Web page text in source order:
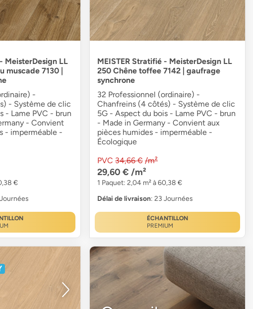
MeisterDesign LL
muscade 7130 |
-
- Système de clic
- Lame PVC - brun
- Convient
- imperméable -
€
MEISTER Stratifié - MeisterDesign LL
250 Chêne toffee 7142 | gaufrage
synchrone
32 Professionnel (ordinaire) -
Chanfreins (4 côtés) - Système de clic
5G - Aspect du bois - Lame PVC - brun
- Made in Germany - Convient aux
pièces humides - imperméable -
Écologique
PVC 34,66 € /m²
29,60 € /m²
1 Paquet: 2,04 m² à 60,38 €
Délai de livraison: 23 Journées
ÉCHANTILLON
PREMIUM